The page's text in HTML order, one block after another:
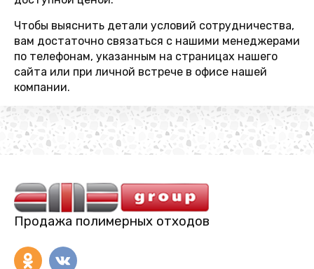
Чтобы выяснить детали условий сотрудничества,
вам достаточно связаться с нашими менеджерами
по телефонам, указанным на страницах нашего
сайта или при личной встрече в офисе нашей
компании.
Продажа полимерных отходов